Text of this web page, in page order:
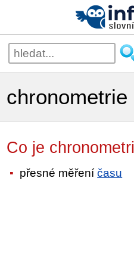
chronometrie
Co je
přesné měřeníčasu